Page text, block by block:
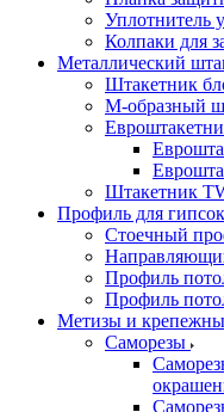
Уплотнитель
Колпаки для
Металлический
Штакетник
М-образный
Штакетник
Профиль для
Стоечный
Профиль
Профиль
Метизы и
Саморезы